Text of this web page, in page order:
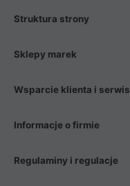
Struktura strony
Sklepy marek
Wsparcie klienta i serwis
Informacje o firmie
Regulaminy i regulacje